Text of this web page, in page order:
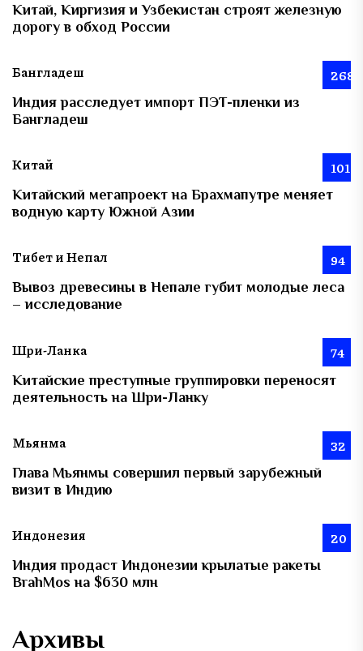
Китай, Киргизия и Узбекистан строят железную
дорогу в обход России
Бангладеш 268
Индия расследует импорт ПЭТ-пленки из
Бангладеш
Китай 101
Китайский мегапроект на Брахмапутре меняет
водную карту Южной Азии
Тибет и Непал 94
Вывоз древесины в Непале губит молодые леса
– исследование
Шри-Ланка 74
Китайские преступные группировки переносят
деятельность на Шри-Ланку
Мьянма 32
Глава Мьянмы совершил первый зарубежный
визит в Индию
Индонезия 20
Индия продаст Индонезии крылатые ракеты
BrahMos на $630 млн
Архивы